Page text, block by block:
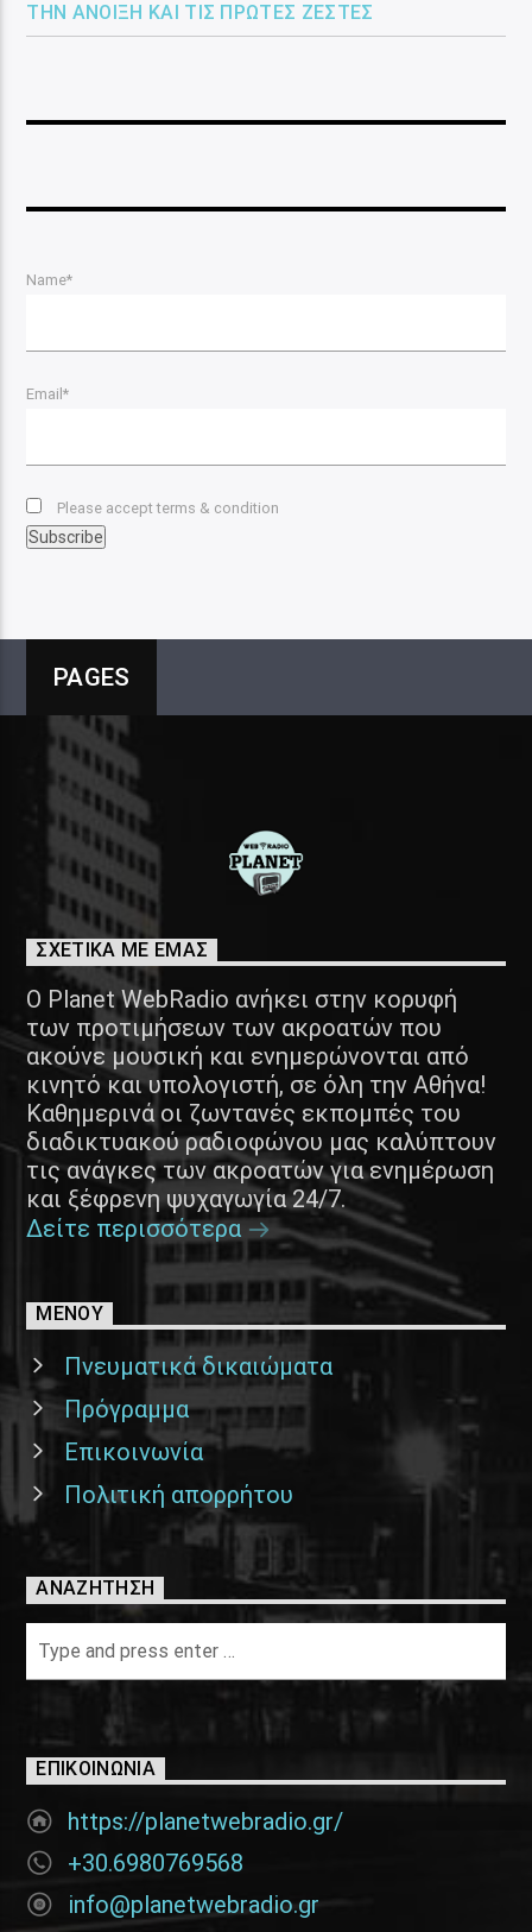
ΤΗΝ ΆΝΟΙΞΗ ΚΑΙ ΤΙΣ ΠΡΏΤΕΣ ΖΈΣΤΕΣ
Name*
Email*
Please accept terms & condition
PAGES
ΣΧΕΤΙΚΑ ΜΕ ΕΜΑΣ
Ο Planet WebRadio ανήκει στην κορυφή
των προτιμήσεων των ακροατών που
ακούνε μουσική και ενημερώνονται από
κινητό και υπολογιστή, σε όλη την Αθήνα!
Καθημερινά οι ζωντανές εκπομπές του
διαδικτυακού ραδιοφώνου μας καλύπτουν
τις ανάγκες των ακροατών για ενημέρωση
και ξέφρενη ψυχαγωγία 24/7.
Δείτε περισσότερα
ΜΕΝΟΥ
Πνευματικά δικαιώματα
Πρόγραμμα
Επικοινωνία
Πολιτική απορρήτου
ΑΝΑΖΉΤΗΣΗ
ΕΠΙΚΟΙΝΩΝΊΑ
https://planetwebradio.gr/
+30.6980769568
info@planetwebradio.gr